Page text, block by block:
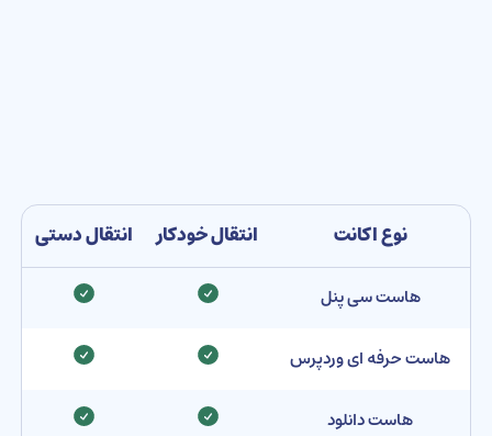
نوع اکانت انتقال خودکار انتقال دستی
هاست سی پنل
هاست حرفه ای وردپرس
هاست دانلود